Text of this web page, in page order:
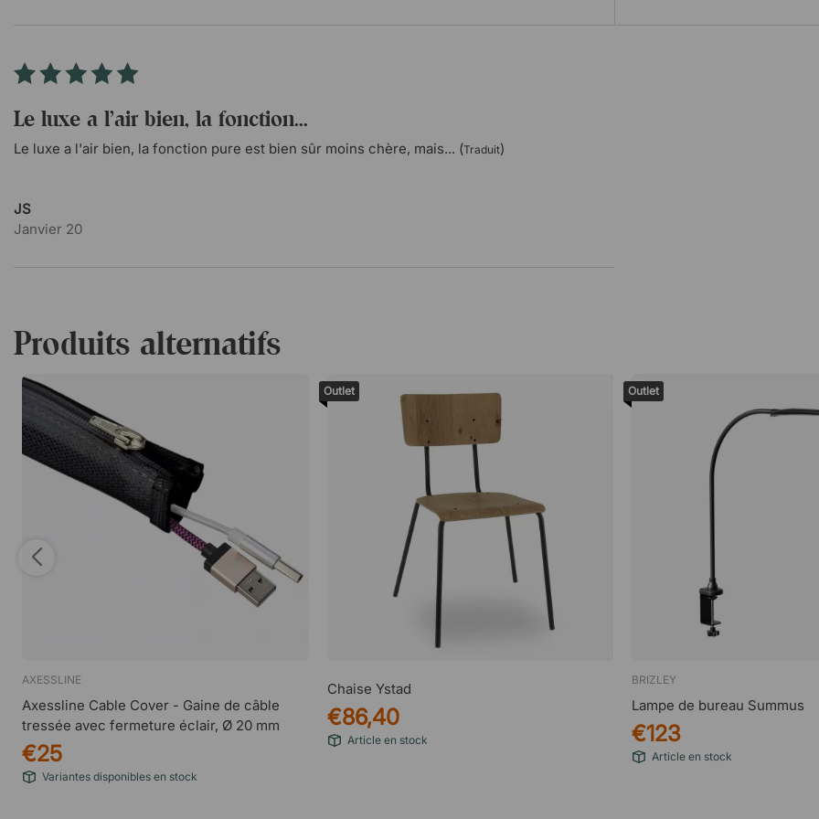
Le luxe a l'air bien, la fonction...
Le luxe a l'air bien, la fonction pure est bien sûr moins chère, mais... (Traduit)
JS
Janvier 20
Produits alternatifs
AXESSLINE
Axessline Cable Cover - Gaine de câble
tressée avec fermeture éclair, Ø 20 mm
€25
Variantes disponibles en stock
Outlet
Chaise Ystad
€86,40
Article en stock
Outlet
BRIZLEY
Lampe de bureau Summus
€123
Article en stock